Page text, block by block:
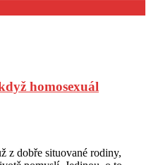
homosexuál
z dobře situované rodiny,